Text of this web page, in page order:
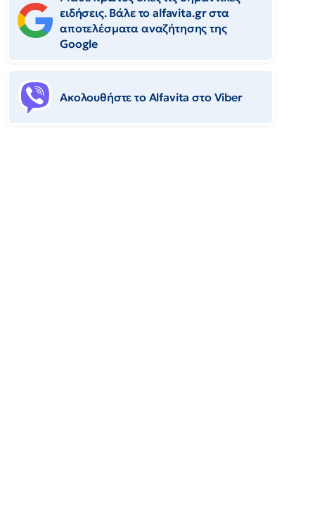
ειδήσεις. Βάλε το alfavita.gr στα
αποτελέσματα αναζήτησης της
Google
Ακολουθήστε το Αlfavita στο Viber